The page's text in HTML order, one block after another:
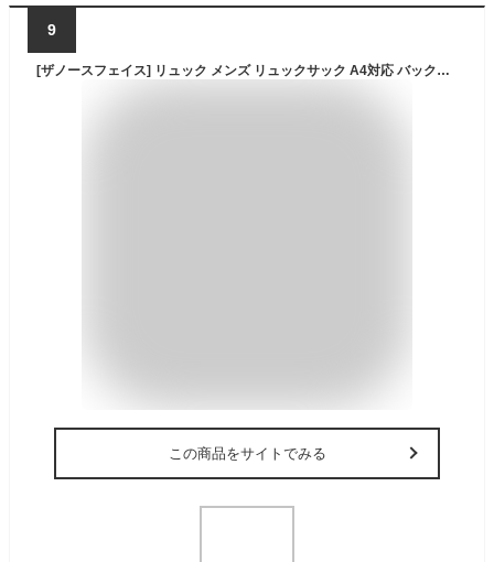
9
[ザノースフェイス] リュック メンズ リュックサック A4対応 バックパック ポリエステル ブランド ホワイトレーベル WHITE LABEL オリジナル パック ORIGINAL PACK Sサイズ (KHAKI/カーキ) [並行輸入品]
この商品をサイトでみる